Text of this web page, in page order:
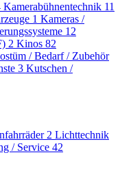
Kamerabühnentechnik 11
1 Kameras /
12
2 Kinos 82
/ Bedarf / Zubehör
3 Kutschen /
2 Lichttechnik
/ Service 42